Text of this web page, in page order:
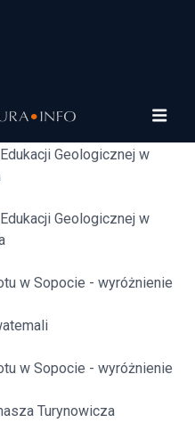
roślin
Geologicznej w
Geologicznej w
w Sopocie - wyróżnienie
w Sopocie - wyróżnienie
Turynowicza